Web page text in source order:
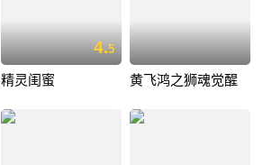
4.5
精灵闺蜜 黄飞鸿之狮魂觉醒